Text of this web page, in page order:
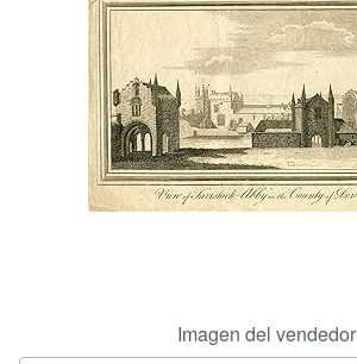
Libros antiguos
Arte y coleccionismo
Vendedores
Comenzar a vender
Imagen del vendedor